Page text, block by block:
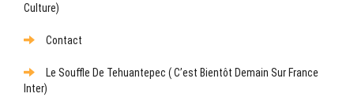
Culture)
Contact
Le Souffle De Tehuantepec ( C’est Bientôt Demain Sur France
Inter)